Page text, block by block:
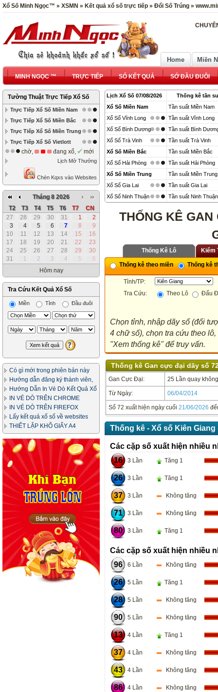
Xổ Số Minh Ngọc™ » XSMN » Kết quả xổ số trực tiếp » Đổi Số Trúng »
Home Miền
MINH NGỌC ™ TRỰC TIẾP SỔ KẾT QUẢ SỚ ĐẦU ĐUÔI
Tường Thuật Trực Tiếp Xổ Số
Trực Tiếp Xổ Số Miền Nam
Trực Tiếp Xổ Số Miền Bắc
Trực Tiếp Xổ Số Miền Trung
Trực Tiếp Xổ Số Vietlott
chờ, đang xổ, mới
Lịch Mở Thưởng
Chèn Kqxs vào Websites
Tháng 8 2026
T2
T3 T4 T5 T6 T7
CN
27
28 29 30 31 1
2
3
4 5 6 7 8
9
10
11 12 13 14 15
16
17
18 19 20 21 22
23
24
25 26 27 28 29
30
31
1 2 3 4 5
6
Hôm nay
Tra Cứu Kết Quả Xổ Số
Miền Tỉnh Đầu đuôi
Có gì mới trong phiên bản này
Hướng dẫn đăng ký thành viên,
in vé dò
Hướng Dẫn In Vé Dò Kết Quả Xổ
SốIN VÉ DÒ TRÊN CHROME
IN VÉ DÒ TRÊN FIREFOX
Lấy kết quả xổ số về websites
của bạn
THIẾT LẬP KHỔ GIẤY A4
Lịch Xổ Số 07/08/2026
Thống kê tần
Xổ Số Miền Nam
Tần suất Miền Nam
Xổ Số Vĩnh Long
Tần suất Vĩnh Long
Xổ Số Bình Dương
Tần suất Bình
Xổ Số Trà Vinh
Tần suất Trà Vinh
Xổ Số Miền Bắc
Tần suất Miền Bắc
Xổ Số Hải Phòng
Tần suất Hải Phòng
Xổ Số Miền Trung
Tần suất Miền Trung
Xổ Số Gia Lai
Tần suất Gia Lai
Xổ Số Ninh Thuận
Tần suất Ninh Thuận
THỐNG KÊ
Thống Kê Lô Kiểm
Thống kê theo miền Thống kê
Tỉnh/TP:
Tra Cứu:
Theo Lô Đấu
Chọn tỉnh, nhập dãy số (đối
4 chữ số), chọn tra cứu theo
"Xem thống kê" để truy vấn.
Thống kê Gan cực đại dãy số
Gan Cực Đại: 25 Lần quay
Từ Ngày: 06/04/2014
Số 72 xuất hiện ngày cuối 21/06/2026
Thống kê - Xổ số Kiên Giang
Các cặp số xuất hiện nhiều
16
3 Lần Tăng 1
26 3 Lần Tăng 1
37 3 Lần Không tăng
71 3 Lần Không tăng
80 3 Lần Tăng 1
Các cặp số xuất hiện nhiều
96
6 Lần Không tăng
26 5 Lần Tăng 1
28 5 Lần Không tăng
90 5 Lần Không tăng
13 4 Lần Tăng 1
37 4 Lần Không tăng
43 4 Lần Không tăng
86 4 Lần Không tăng